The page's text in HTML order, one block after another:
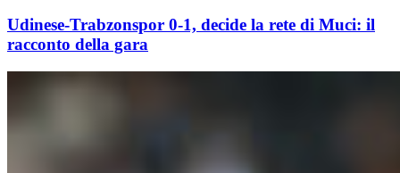
Udinese-Trabzonspor 0-1, decide la rete di Muci: il
racconto della gara